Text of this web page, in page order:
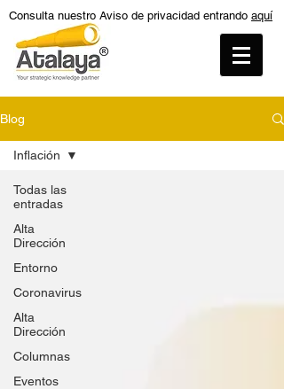
Consulta nuestro Aviso de privacidad entrando aquí
Blog
Todas las
entradas
Alta
Dirección
Entorno
Coronavirus
Alta
Dirección
Columnas
Eventos
Inflación